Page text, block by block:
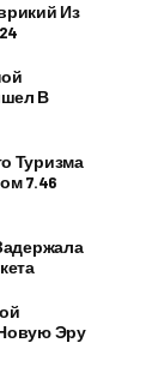
Из
В
Туризма
7.46
Эру